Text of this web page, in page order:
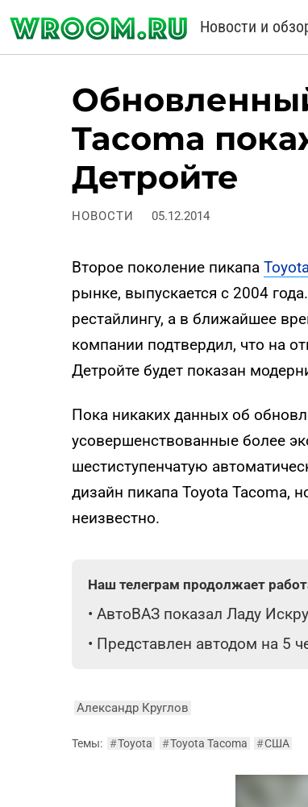
Новости и
Tacoma
Детройте
НОВОСТИ 05.12.2014
Второе поколение пикапа
рынке, выпускается с 2004
рестайлингу, а в ближайшее
компании подтвердил, что на
Детройте будет показан
Пока никаких данных об
усовершенствованные более
шестиступенчатую
дизайн пикапа Toyota Tacoma,
неизвестно.
Наш телеграм продолжает
• АвтоВАЗ показал Ладу
• Представлен автодом на 5
Александр Круглов
Темы: #Toyota #Toyota Tacoma #США